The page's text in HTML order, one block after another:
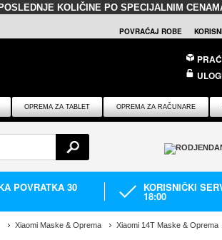
KOLIČINE PO SPECIJALNIM
POVRAĆAJ ROBE
OPREMA ZA TABLET OPREMA ZA RAČUNARE
POVRATKA 30 KORISNIČKI
18:00
Xiaomi Maske & Oprema Xiaomi 14T Maske & Oprema